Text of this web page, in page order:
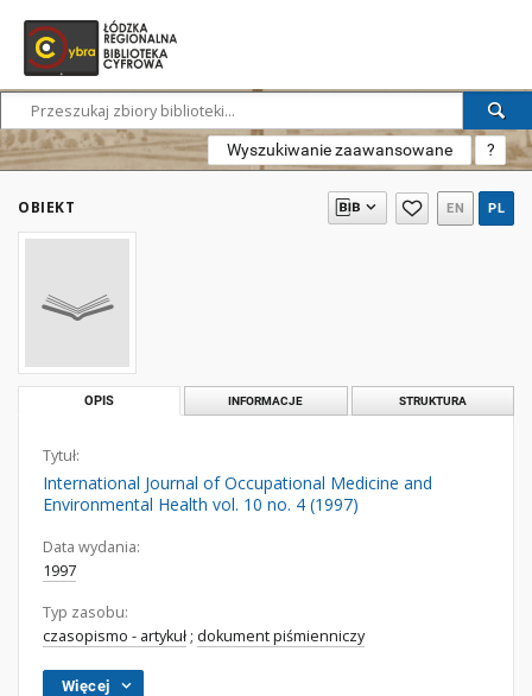
Wyszukiwanie zaawansowane ?
OBIEKT EN PL
OPIS INFORMACJE STRUKTURA
Tytuł:
International Journal of Occupational Medicine and
Environmental Health vol. 10 no. 4 (1997)
Data wydania:
1997
Typ zasobu:
czasopismo - artykuł ; dokument piśmienniczy
Więcej